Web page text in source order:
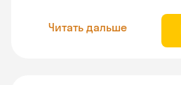
Читать дальше